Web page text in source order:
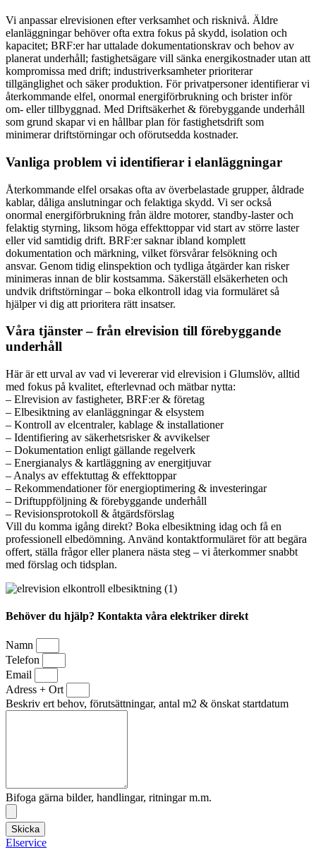
Vi anpassar elrevisionen efter verksamhet och risknivå. Äldre
elanläggningar behöver ofta extra fokus på skydd, isolation och
kapacitet; BRF:er har uttalade dokumentationskrav och behov av
planerat underhåll; fastighetsägare vill sänka energikostnader utan att
kompromissa med drift; industriverksamheter prioriterar
tillgänglighet och säker produktion. För privatpersoner identifierar vi
återkommande elfel, onormal energiförbrukning och brister inför
om- eller tillbyggnad. Med Driftsäkerhet & förebyggande underhåll
som grund skapar vi en hållbar plan för fastighetsdrift som
minimerar driftstörningar och oförutsedda kostnader.
Vanliga problem vi identifierar i elanläggningar
Återkommande elfel orsakas ofta av överbelastade grupper, åldrade
kablar, dåliga anslutningar och felaktiga skydd. Vi ser också
onormal energiförbrukning från äldre motorer, standby-laster och
felaktig styrning, liksom höga effekttoppar vid start av större laster
eller vid samtidig drift. BRF:er saknar ibland komplett
dokumentation och märkning, vilket försvårar felsökning och
ansvar. Genom tidig elinspektion och tydliga åtgärder kan risker
minimeras innan de blir kostsamma. Säkerställ elsäkerheten och
undvik driftstörningar – boka elkontroll idag via formuläret så
hjälper vi dig att prioritera rätt insatser.
Våra tjänster – från elrevision till förebyggande
underhåll
Här är ett urval av vad vi levererar vid elrevision i Glumslöv, alltid
med fokus på kvalitet, efterlevnad och mätbar nytta:
– Elrevision av fastigheter, BRF:er & företag
– Elbesiktning av elanläggningar & elsystem
– Kontroll av elcentraler, kablage & installationer
– Identifiering av säkerhetsrisker & avvikelser
– Dokumentation enligt gällande regelverk
– Energianalys & kartläggning av energitjuvar
– Analys av effektuttag & effekttoppar
– Rekommendationer för energioptimering & investeringar
– Driftuppföljning & förebyggande underhåll
– Revisionsprotokoll & åtgärdsförslag
Vill du komma igång direkt? Boka elbesiktning idag och få en
professionell elbedömning. Använd kontaktformuläret för att begära
offert, ställa frågor eller planera nästa steg – vi återkommer snabbt
med förslag och tidsplan.
Behöver du hjälp? Kontakta våra elektriker direkt
Namn
Telefon
Email
Adress + Ort
Beskriv ert behov, förutsättningar, antal m2 & önskat startdatum
Bifoga gärna bilder, handlingar, ritningar m.m.
Skicka
Elservice